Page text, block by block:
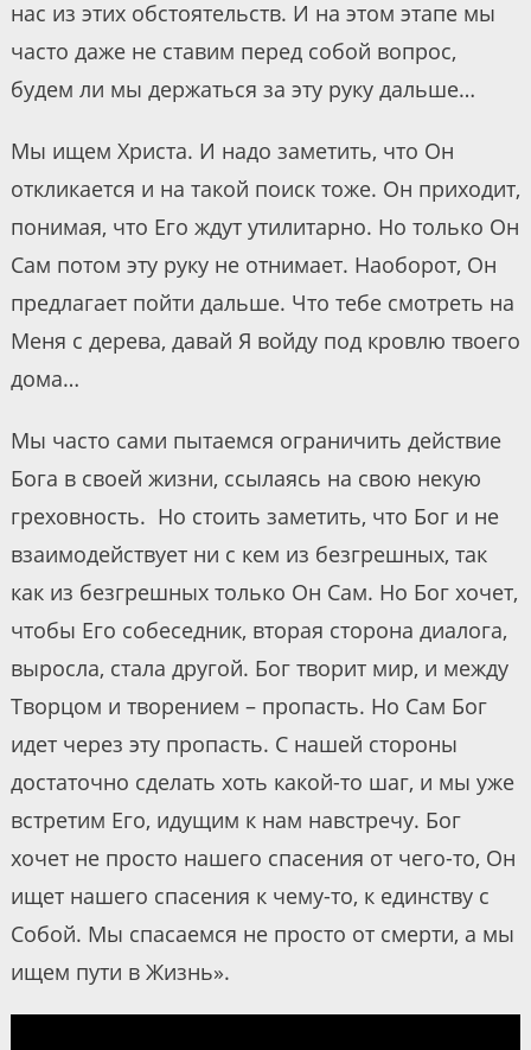
нас из этих обстоятельств. И на этом этапе мы
часто даже не ставим перед собой вопрос,
будем ли мы держаться за эту руку дальше…
Мы ищем Христа. И надо заметить, что Он
откликается и на такой поиск тоже. Он приходит,
понимая, что Его ждут утилитарно. Но только Он
Сам потом эту руку не отнимает. Наоборот, Он
предлагает пойти дальше. Что тебе смотреть на
Меня с дерева, давай Я войду под кровлю твоего
дома…
Мы часто сами пытаемся ограничить действие
Бога в своей жизни, ссылаясь на свою некую
греховность. Но стоить заметить, что Бог и не
взаимодействует ни с кем из безгрешных, так
как из безгрешных только Он Сам. Но Бог хочет,
чтобы Его собеседник, вторая сторона диалога,
выросла, стала другой. Бог творит мир, и между
Творцом и творением – пропасть. Но Сам Бог
идет через эту пропасть. С нашей стороны
достаточно сделать хоть какой-то шаг, и мы уже
встретим Его, идущим к нам навстречу. Бог
хочет не просто нашего спасения от чего-то, Он
ищет нашего спасения к чему-то, к единству с
Собой. Мы спасаемся не просто от смерти, а мы
ищем пути в Жизнь».